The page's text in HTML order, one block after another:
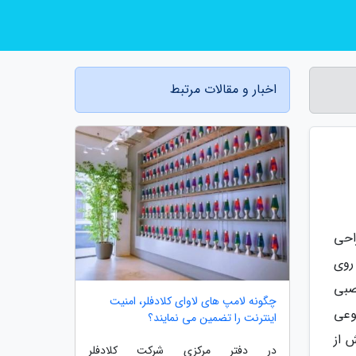
از
اخبار و مقالات مرتبط
چگونه لامپ های لاوای کلادفلر، امنیت
اینترنت را تضمین می نمایند؟
در دفتر مرکزی شرکت کلادفلر